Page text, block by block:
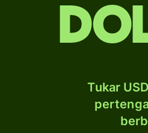
Tukar